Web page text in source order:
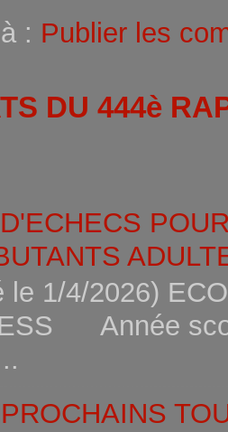
: Publier les
DU 444è
le 1/4/2026)
Année